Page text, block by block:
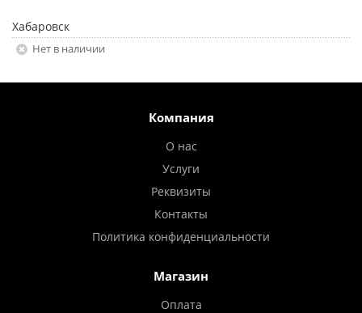
Хабаровск
Нет в наличии
Компания
О нас
Услуги
Реквизиты
Контакты
Политика конфиденциальности
Магазин
Оплата